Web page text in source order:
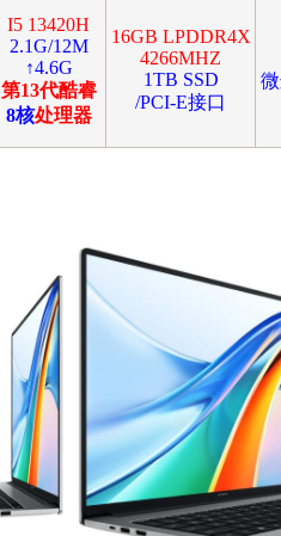
I5 13420H
2.1G/12M
↑4.6G
第13代酷睿
8核处理器
16GB LPDDR4X
4266MHZ
1TB SSD
/PCI-E接口